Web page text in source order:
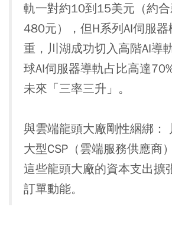
軌一對約10到15美元（約
480元），但H系列AI伺服
重，川湖成功切入高階AI導
球AI伺服器導軌占比高達
未來「三率三升」。
與雲端龍頭大廠剛性綑綁：
大型CSP（雲端服務供應商
這些龍頭大廠的資本支出擴
訂單動能。